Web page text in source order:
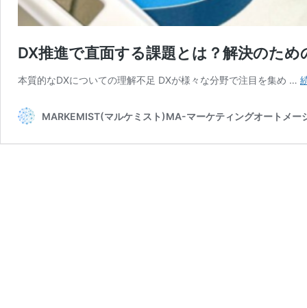
DX推進で直面する課題とは？解決のた
本質的なDXについての理解不足 DXが様々な分野で注目を集め …
MARKEMIST(マルケミスト)MA-マーケティングオートメー